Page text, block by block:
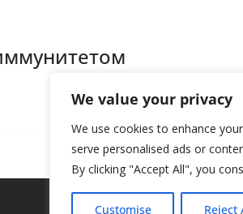
We value your privacy
We use cookies to enhance
serve personalised ads or
By clicking "Accept All", you
Customise Reject